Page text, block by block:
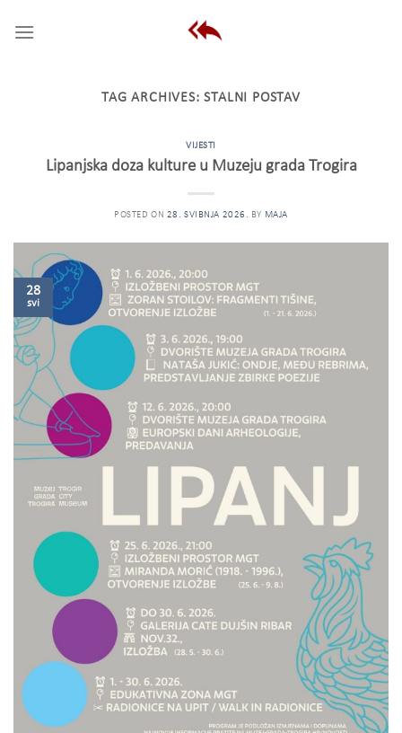
TAG ARCHIVES:STALNI POSTAV
VIJESTI
Lipanjska doza kulture u Muzeju grada Trogira
POSTED ON 28. SVIBNJA 2026. BY MAJA
28
svi